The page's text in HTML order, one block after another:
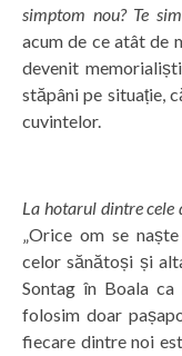
simptom nou? Te
acum de ce atât de
devenit
stăpâni pe situație,
cuvintelor.
La hotarul dintre cele
„Orice om se
celor sănătoși și
Sontag în Boala
folosim doar
fiecare dintre noi